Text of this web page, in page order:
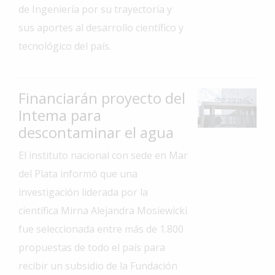
Interés
General
La
Arte
Espectáculos
Policiales
Fotos
Familia
Clasificados
de Ingeniería por su trayectoria y
sus aportes al desarrollo científico y
tecnológico del país.
Financiarán proyecto del
Intema para
descontaminar el agua
El instituto nacional con sede en Mar
del Plata informó que una
investigación liderada por la
científica Mirna Alejandra Mosiewicki
fue seleccionada entre más de 1.800
propuestas de todo el país para
recibir un subsidio de la Fundación